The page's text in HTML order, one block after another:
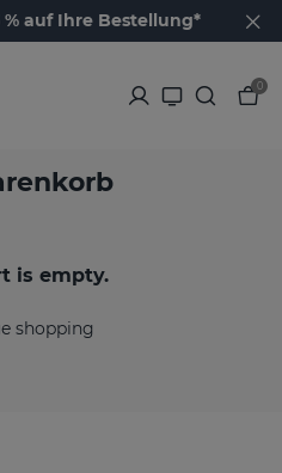
% auf Ihre Bestellung*
0
is empty.
shopping